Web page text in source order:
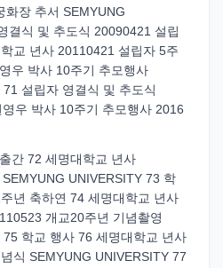
화장 추서 SEMYUNG
결식 및 추도식 20090421 설립
교 년사 20110421 설립자 5주
우 박사 10주기 추모행사
설립자 영결식 및 추도식
우 박사 10주기 추모행사 2016
간 72 세명대학교 년사
UNIVERSITY 73 학
년 축하연 74 세명대학교 년사
개교20주년 기념촬영
학교 행사 76 세명대학교 년사
식 SEMYUNG UNIVERSITY 77